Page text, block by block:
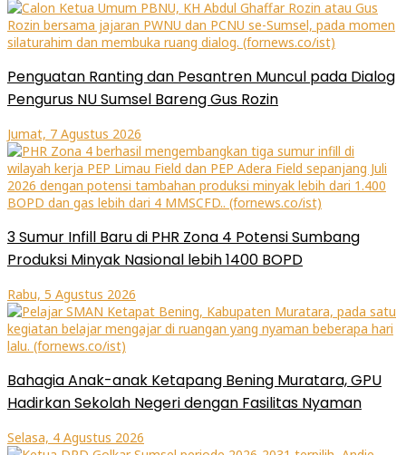
Penguatan Ranting dan Pesantren Muncul pada Dialog
Pengurus NU Sumsel Bareng Gus Rozin
Jumat, 7 Agustus 2026
3 Sumur Infill Baru di PHR Zona 4 Potensi Sumbang
Produksi Minyak Nasional lebih 1400 BOPD
Rabu, 5 Agustus 2026
Bahagia Anak-anak Ketapang Bening Muratara, GPU
Hadirkan Sekolah Negeri dengan Fasilitas Nyaman
Selasa, 4 Agustus 2026